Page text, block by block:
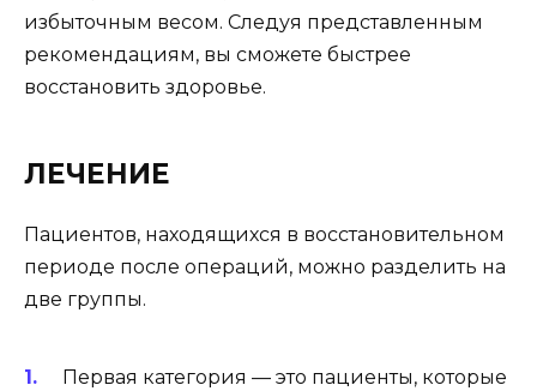
избыточным весом. Следуя представленным
рекомендациям, вы сможете быстрее
восстановить здоровье.
ЛЕЧЕНИЕ
Пациентов, находящихся в восстановительном
периоде после операций, можно разделить на
две группы.
Первая категория — это пациенты, которые